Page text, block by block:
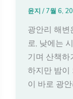
윤지/ 7월 6,
광안리 해변
로, 낮에는
기며 산책하
하지만 밤이
이 바로 광